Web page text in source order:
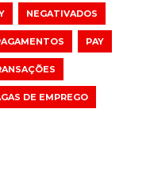
NEGATIVADOS
PAY
DE EMPREGO